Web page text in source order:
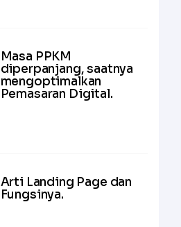
Masa PPKM
diperpanjang, saatnya
mengoptimalkan
Pemasaran Digital.
Arti Landing Page dan
Fungsinya.